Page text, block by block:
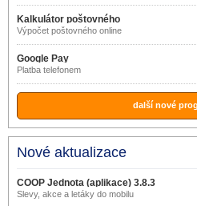
Kalkulátor poštovného
Výpočet poštovného online
Google Pay
Platba telefonem
další nové
Nové aktualizace
COOP Jednota (aplikace) 3.8.3
Slevy, akce a letáky do mobilu